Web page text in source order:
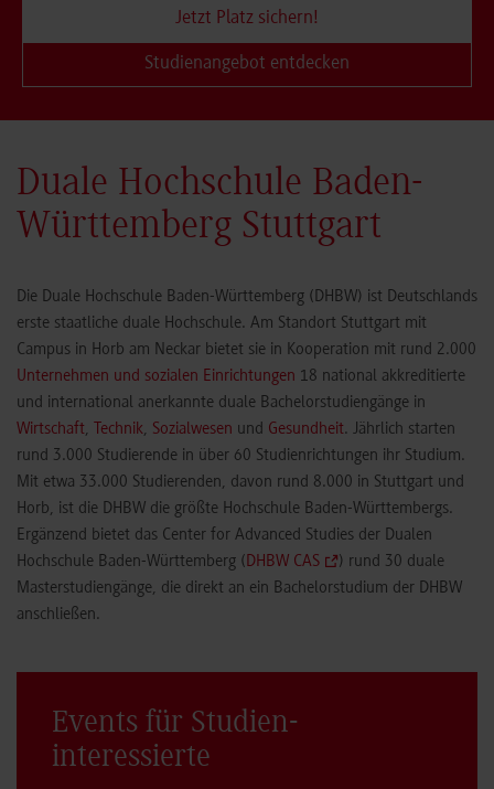
Jetzt Platz sichern!
Studienangebot entdecken
Duale Hochschule Baden-
Württemberg Stuttgart
Die Duale Hochschule Baden-Württemberg (DHBW) ist Deutschlands
erste staatliche duale Hochschule. Am Standort Stuttgart mit
Campus in Horb am Neckar bietet sie in Kooperation mit rund 2.000
Unternehmen und sozialen Einrichtungen 18 national akkreditierte
und international anerkannte duale Bachelorstudiengänge in
Wirtschaft, Technik, Sozialwesen und Gesundheit. Jährlich starten
rund 3.000 Studierende in über 60 Studienrichtungen ihr Studium.
Mit etwa 33.000 Studierenden, davon rund 8.000 in Stuttgart und
Horb, ist die DHBW die größte Hochschule Baden-Württembergs.
Ergänzend bietet das Center for Advanced Studies der Dualen
Hochschule Baden-Württemberg (DHBW CAS
) rund 30 duale
Masterstudiengänge, die direkt an ein Bachelorstudium der DHBW
anschließen.
Events für Studien­
interessierte